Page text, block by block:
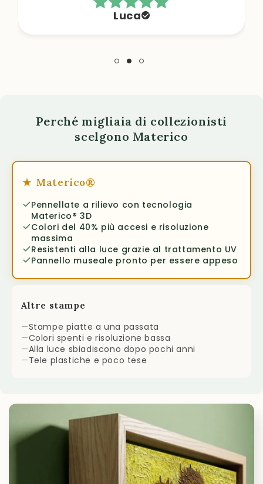
Luca
Perché migliaia di collezionisti
scelgono Materico
Altre stampe
—Stampe piatte a una passata
—Colori spenti e risoluzione bassa
—Alla luce sbiadiscono dopo pochi anni
—Tele plastiche e poco tese
★ Materico®
Pennellate a rilievo con tecnologia
Materico® 3D
Colori del 40% più accesi e risoluzione
massima
Resistenti alla luce grazie al trattamento UV
Pannello museale pronto per essere appeso